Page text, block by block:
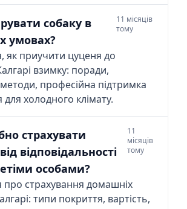
собаку в
умовах?
11 місяців
тому
як приучити цуценя до
взимку: поради,
професійна підтримка
холодного клімату.
страхувати
відповідальності
особами?
11
місяців
тому
про страхування домашніх
типи покриття, вартість,